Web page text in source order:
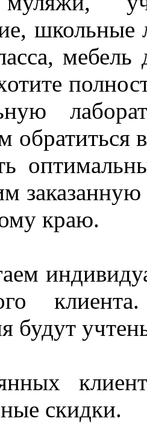
школьные
краю.
будут
скидки.